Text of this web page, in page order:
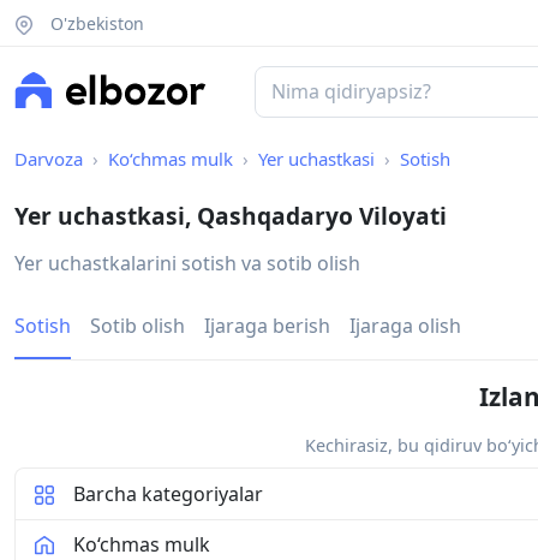
O'zbekiston
Darvoza Ko‘chmas mulk Yer uchastkasi Sotish
Yer uchastkasi, Qashqadaryo Viloyati
Yer uchastkalarini sotish va sotib olish
Sotish Sotib olish Ijaraga berish Ijaraga olish
Kechirasiz, bu qidiruv
Barcha kategoriyalar
Ko‘chmas mulk